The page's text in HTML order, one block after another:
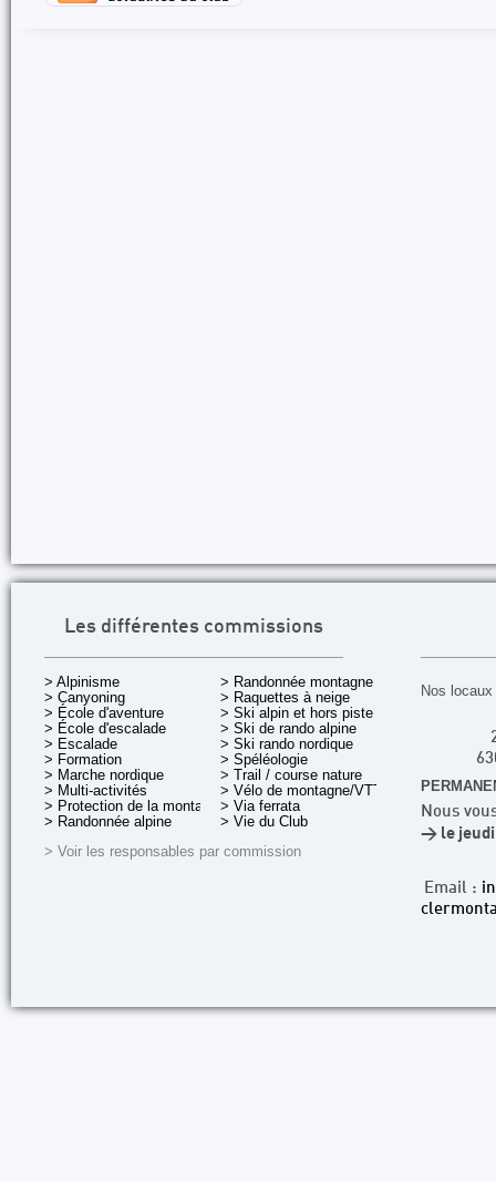
Les différentes commissions
> Alpinisme
> Canyoning
> École d'aventure
> École d'escalade
> Escalade
> Formation
> Marche nordique
> Multi-activités
> Protection de la montagne
> Randonnée alpine
> Randonnée montagne
> Raquettes à neige
> Ski alpin et hors piste
> Ski de rando alpine
> Ski rando nordique
> Spéléologie
> Trail / course nature
> Vélo de montagne/VTT
> Via ferrata
> Vie du Club
> Voir les responsables par commission
Nos
Nous
> le jeudi
Email :